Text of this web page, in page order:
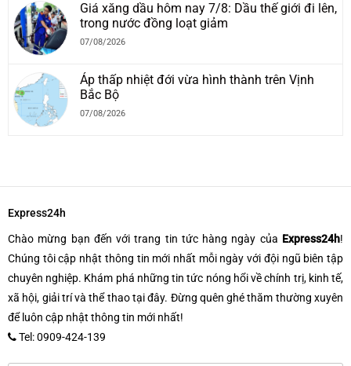
Giá xăng dầu hôm nay 7/8: Dầu thế giới đi lên,
trong nước đồng loạt giảm
07/08/2026
Áp thấp nhiệt đới vừa hình thành trên Vịnh
Bắc Bộ
07/08/2026
Express24h
Chào mừng bạn đến với trang tin tức hàng ngày của Express24h!
Chúng tôi cập nhật thông tin mới nhất mỗi ngày với đội ngũ biên tập
chuyên nghiệp. Khám phá những tin tức nóng hổi về chính trị, kinh tế,
xã hội, giải trí và thể thao tại đây. Đừng quên ghé thăm thường xuyên
để luôn cập nhật thông tin mới nhất!
Tel: 0909-424-139